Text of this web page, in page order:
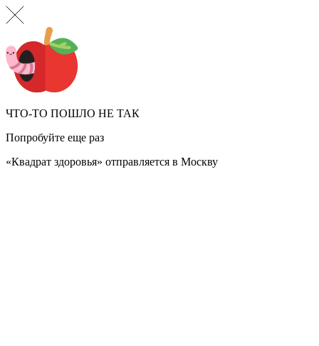
ЧТО-ТО ПОШЛО НЕ ТАК
Попробуйте еще раз
«Квадрат здоровья» отправляется в Москву